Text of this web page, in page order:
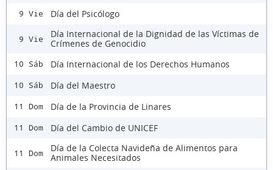
9 Vie Día del Psicólogo
9 Vie
Día Internacional de la Dignidad de las Víctimas de
Crímenes de Genocidio
10 Sáb Día Internacional de los Derechos Humanos
10 Sáb Día del Maestro
11 Dom Día de la Provincia de Linares
11 Dom Día del Cambio de UNICEF
11 Dom
Día de la Colecta Navideña de Alimentos para
Animales Necesitados